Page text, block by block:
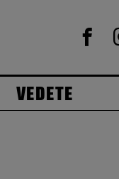
VEDETE